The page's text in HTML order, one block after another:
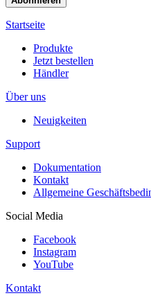
Startseite
Produkte
Jetzt bestellen
Händler
Über uns
Neuigkeiten
Support
Dokumentation
Kontakt
Allgemeine
Social Media
Facebook
Instagram
YouTube
Kontakt